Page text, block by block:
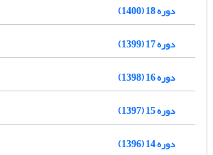
دوره 18 (1400)
دوره 17 (1399)
دوره 16 (1398)
دوره 15 (1397)
دوره 14 (1396)